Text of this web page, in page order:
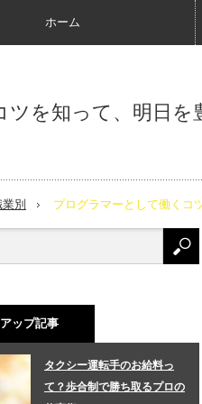
ホーム
ツを知って、明日を
別 プログラマーとして働くコ
ップ記事
タクシー運転手のお給料っ
て？歩合制で勝ち取るプロの